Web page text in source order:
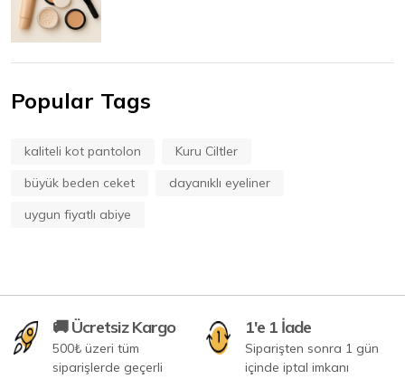
Popular Tags
kaliteli kot pantolon
Kuru Ciltler
büyük beden ceket
dayanıklı eyeliner
uygun fiyatlı abiye
🚚 Ücretsiz Kargo
500₺ üzeri tüm
siparişlerde geçerli
1'e 1 İade
Siparişten sonra 1 gün
içinde iptal imkanı